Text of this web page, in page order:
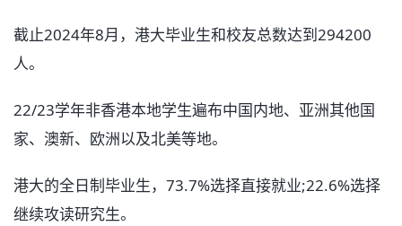
截止2024年8月，港大毕业生和校友总数达到294200
人。
22/23学年非香港本地学生遍布中国内地、亚洲其他国
家、澳新、欧洲以及北美等地。
港大的全日制毕业生，73.7%选择直接就业;22.6%选择
继续攻读研究生。